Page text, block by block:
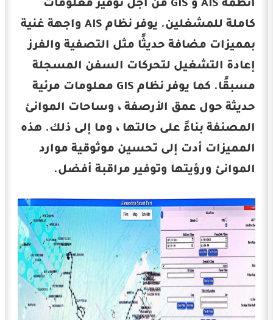
أنظمة AIS و GIS من أجل توفير معلومات
كاملة للمشغلين. يوفر نظام AIS واجهة غنية
بمميزات مضافة حديثًا مثل التصفية والفرز
إعادة التشغيل لتحركات السفن المسجلة
مسبقًا. كما يوفر نظام GIS معلومات مرئية
حديثة حول عمق الأرصفة ، وساحات الموانئ
المصنفة بناءً على حالتها ، وما إلى ذلك. هذه
المميزات أدت إلى تحسين موثوقية موارد
الموانئ ورؤيتها وتوفير مراقبة أفضل.